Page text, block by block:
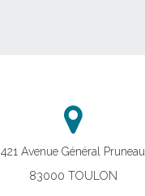
421 Avenue Général Pruneau
83000 TOULON